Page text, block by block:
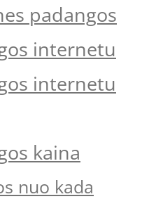
padangos
internetu
internetu
kaina
nuo kada